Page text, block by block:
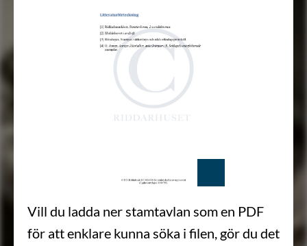
Vill du ladda ner stamtavlan som en PDF
för att enklare kunna söka i filen, gör du det